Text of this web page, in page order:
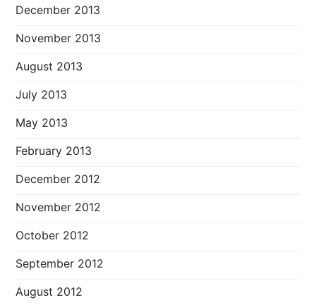
December 2013
November 2013
August 2013
July 2013
May 2013
February 2013
December 2012
November 2012
October 2012
September 2012
August 2012